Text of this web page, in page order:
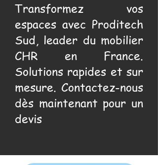
Transformez vos
espaces avec Proditech
Sud, leader du mobilier
CHR en France.
Solutions rapides et sur
mesure. Contactez-nous
dès maintenant pour un
devis